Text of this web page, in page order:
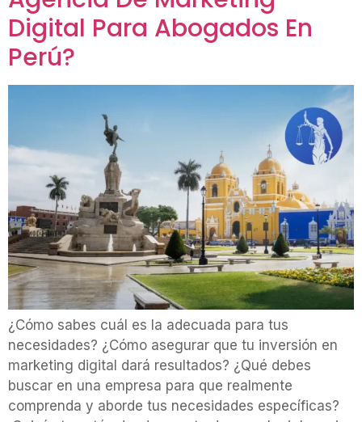
Digital Para Abogados En
Perú?
¿Cómo sabes cuál es la adecuada para tus
necesidades? ¿Cómo asegurar que tu inversión en
marketing digital dará resultados? ¿Qué debes
buscar en una empresa para que realmente
comprenda y aborde tus necesidades específicas?